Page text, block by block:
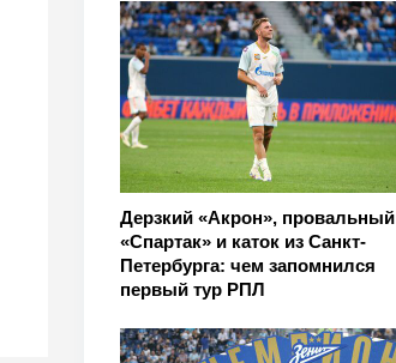
Дерзкий «Акрон», провальный
«Спартак» и каток из Санкт-
Петербурга: чем запомнился
первый тур РПЛ